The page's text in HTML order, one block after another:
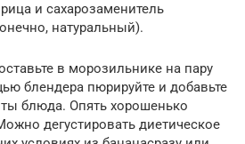
и сахарозаменитель
натуральный).
в морозильнике на пару
блендера пюрируйте и добавьте
блюда. Опять хорошенько
дегустировать диетическое